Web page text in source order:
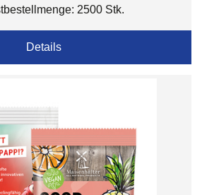
2500 Stk.
Details